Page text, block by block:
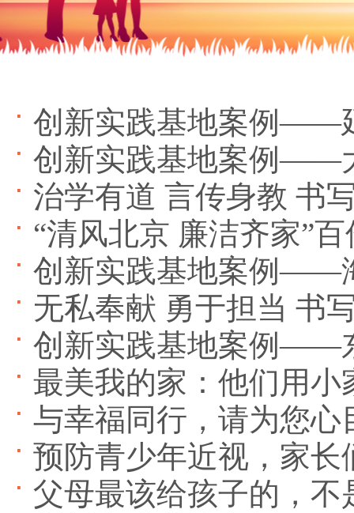
创新实践基地案例——
创新实践基地案例——
治学有道 言传身教 书
“清风北京 廉洁齐家”
创新实践基地案例——
无私奉献 勇于担当 书
创新实践基地案例——
最美我的家：他们用小
与幸福同行，请为您心
预防青少年近视，家长
父母最该给孩子的，